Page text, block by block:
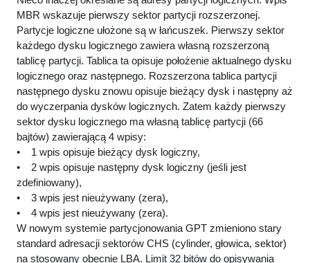
MBR wskazuje pierwszy sektor partycji rozszerzonej.
Partycje logiczne ułożone są w łańcuszek. Pierwszy sektor
każdego dysku logicznego zawiera własną rozszerzoną
tablicę partycji. Tablica ta opisuje położenie aktualnego dysku
logicznego oraz następnego. Rozszerzona tablica partycji
następnego dysku znowu opisuje bieżący dysk i następny aż
do wyczerpania dysków logicznych. Zatem każdy pierwszy
sektor dysku logicznego ma własną tablicę partycji (66
bajtów) zawierającą 4 wpisy:
• 1 wpis opisuje bieżący dysk logiczny,
• 2 wpis opisuje następny dysk logiczny (jeśli jest
zdefiniowany),
• 3 wpis jest nieużywany (zera),
• 4 wpis jest nieużywany (zera).
W nowym systemie partycjonowania GPT zmieniono stary
standard adresacji sektorów CHS (cylinder, głowica, sektor)
na stosowany obecnie LBA. Limit 32 bitów do opisywania